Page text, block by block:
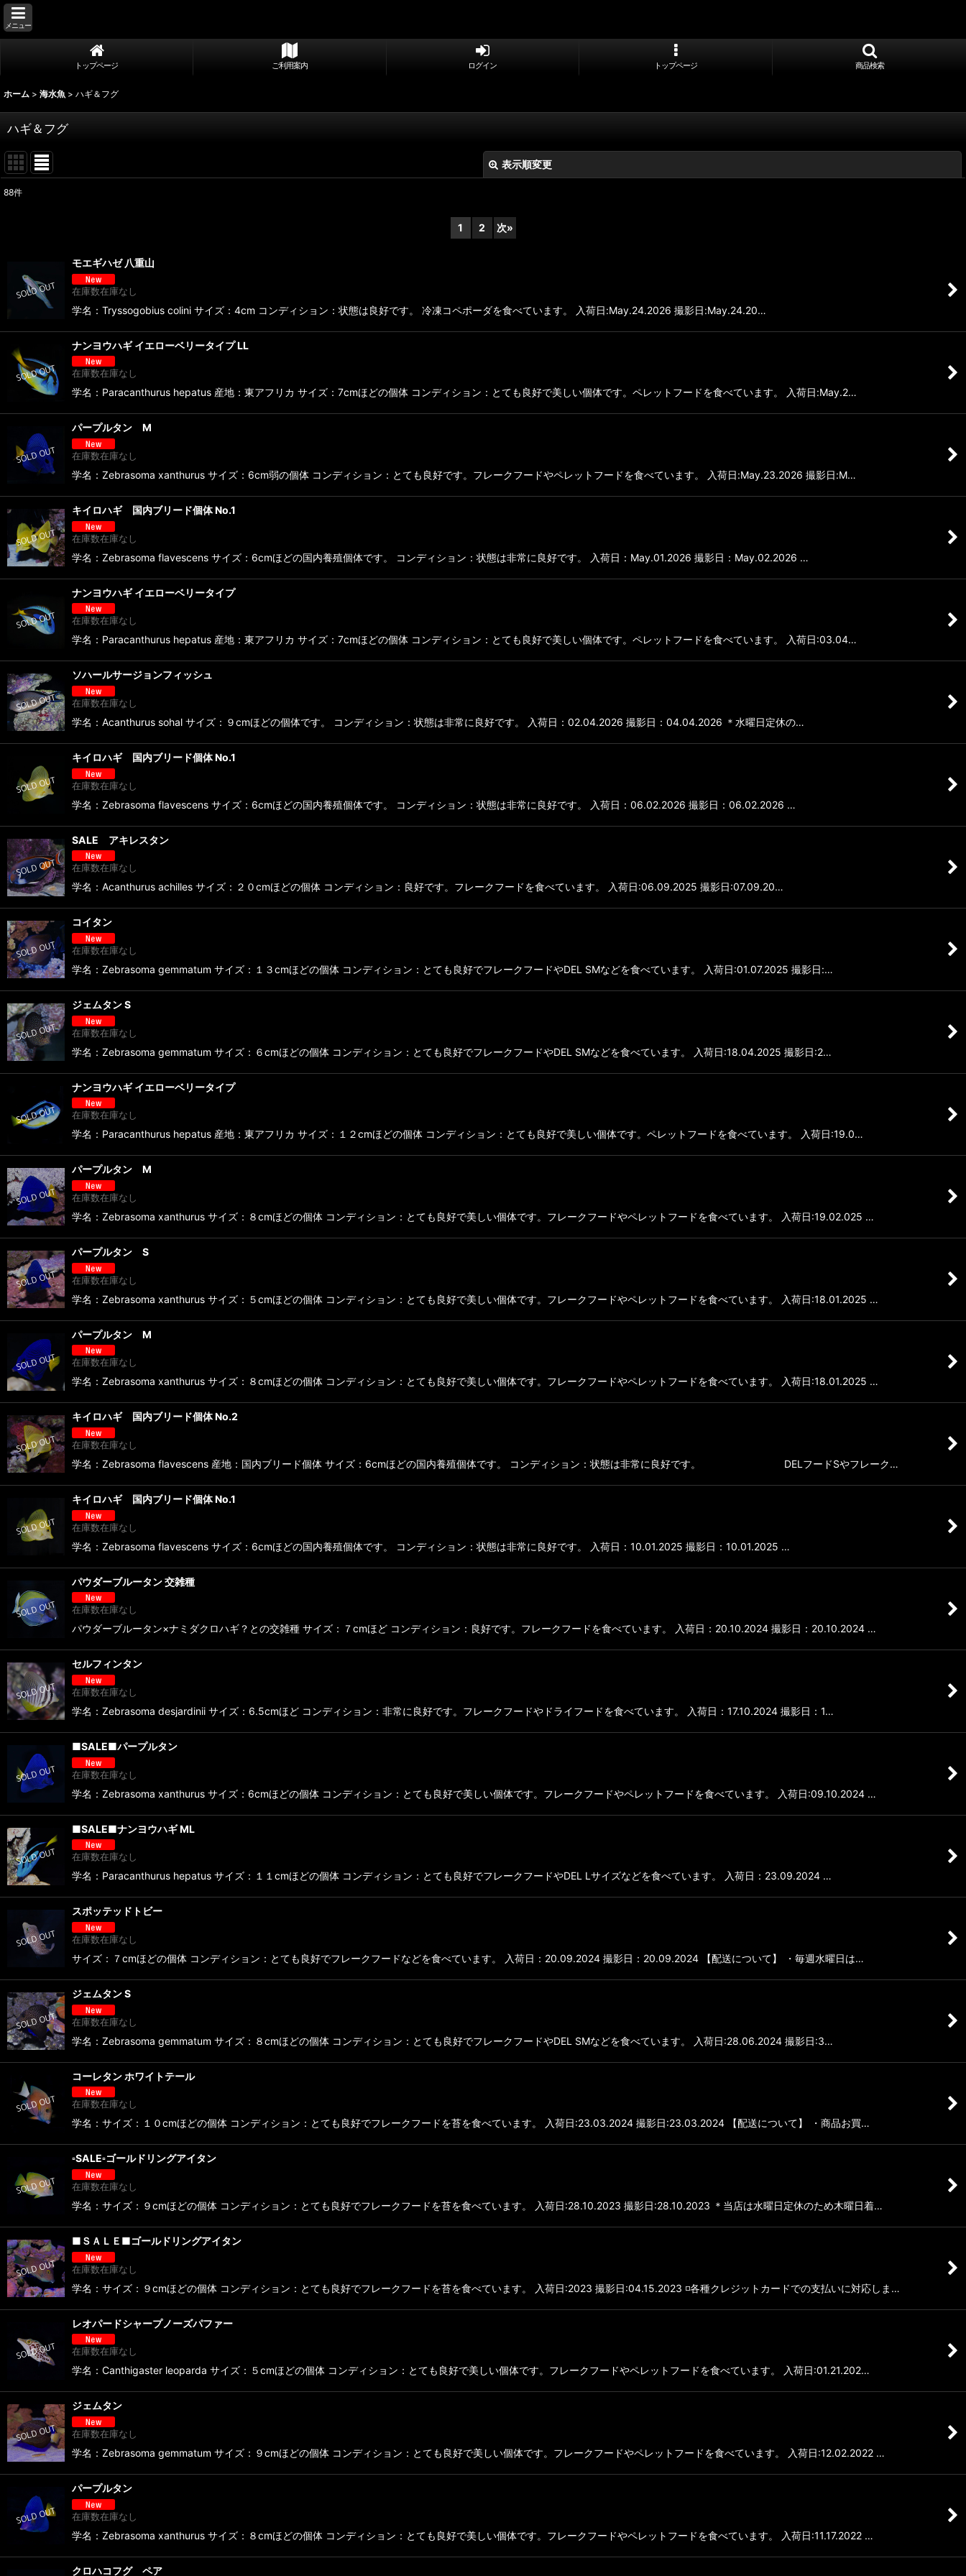
メニュー
トップページ ご利用案内 ログイン トップページ 商品検索
ホーム > 海水魚 > ハギ＆フグ
ハギ＆フグ
表示順変更
88件
1 2 次»
モエギハゼ 八重山
在庫数在庫なし
学名：Tryssogobius colini サイズ：4cm コンディション：状態は良好です。 冷凍コペポーダを食べています。 入荷日:May.24.2026 撮影日:May.24.20…
ナンヨウハギ イエローベリータイプ LL
在庫数在庫なし
学名：Paracanthurus hepatus 産地：東アフリカ サイズ：7cmほどの個体 コンディション：とても良好で美しい個体です。ペレットフードを食べています。 入荷日:May.2…
パープルタン M
在庫数在庫なし
学名：Zebrasoma xanthurus サイズ：6cm弱の個体 コンディション：とても良好です。フレークフードやペレットフードを食べています。 入荷日:May.23.2026 撮影日:M…
キイロハギ 国内ブリード個体 No.1
在庫数在庫なし
学名：Zebrasoma flavescens サイズ：6cmほどの国内養殖個体です。 コンディション：状態は非常に良好です。 入荷日：May.01.2026 撮影日：May.02.2026 …
ナンヨウハギ イエローベリータイプ
在庫数在庫なし
学名：Paracanthurus hepatus 産地：東アフリカ サイズ：7cmほどの個体 コンディション：とても良好で美しい個体です。ペレットフードを食べています。 入荷日:03.04…
ソハールサージョンフィッシュ
在庫数在庫なし
学名：Acanthurus sohal サイズ：９cmほどの個体です。 コンディション：状態は非常に良好です。 入荷日：02.04.2026 撮影日：04.04.2026 ＊水曜日定休の…
キイロハギ 国内ブリード個体 No.1
在庫数在庫なし
学名：Zebrasoma flavescens サイズ：6cmほどの国内養殖個体です。 コンディション：状態は非常に良好です。 入荷日：06.02.2026 撮影日：06.02.2026 …
SALE アキレスタン
在庫数在庫なし
学名：Acanthurus achilles サイズ：２０cmほどの個体 コンディション：良好です。フレークフードを食べています。 入荷日:06.09.2025 撮影日:07.09.20…
コイタン
在庫数在庫なし
学名：Zebrasoma gemmatum サイズ：１３cmほどの個体 コンディション：とても良好でフレークフードやDEL SMなどを食べています。 入荷日:01.07.2025 撮影日:…
ジェムタン S
在庫数在庫なし
学名：Zebrasoma gemmatum サイズ：６cmほどの個体 コンディション：とても良好でフレークフードやDEL SMなどを食べています。 入荷日:18.04.2025 撮影日:2…
ナンヨウハギ イエローベリータイプ
在庫数在庫なし
学名：Paracanthurus hepatus 産地：東アフリカ サイズ：１２cmほどの個体 コンディション：とても良好で美しい個体です。ペレットフードを食べています。 入荷日:19.0…
パープルタン M
在庫数在庫なし
学名：Zebrasoma xanthurus サイズ：８cmほどの個体 コンディション：とても良好で美しい個体です。フレークフードやペレットフードを食べています。 入荷日:19.02.025 …
パープルタン S
在庫数在庫なし
学名：Zebrasoma xanthurus サイズ：５cmほどの個体 コンディション：とても良好で美しい個体です。フレークフードやペレットフードを食べています。 入荷日:18.01.2025 …
パープルタン M
在庫数在庫なし
学名：Zebrasoma xanthurus サイズ：８cmほどの個体 コンディション：とても良好で美しい個体です。フレークフードやペレットフードを食べています。 入荷日:18.01.2025 …
キイロハギ 国内ブリード個体 No.2
在庫数在庫なし
学名：Zebrasoma flavescens 産地：国内ブリード個体 サイズ：6cmほどの国内養殖個体です。 コンディション：状態は非常に良好です。 DELフードSやフレーク…
キイロハギ 国内ブリード個体 No.1
在庫数在庫なし
学名：Zebrasoma flavescens サイズ：6cmほどの国内養殖個体です。 コンディション：状態は非常に良好です。 入荷日：10.01.2025 撮影日：10.01.2025 …
パウダーブルータン 交雑種
在庫数在庫なし
パウダーブルータン×ナミダクロハギ？との交雑種 サイズ：７cmほど コンディション：良好です。フレークフードを食べています。 入荷日：20.10.2024 撮影日：20.10.2024 …
セルフィンタン
在庫数在庫なし
学名：Zebrasoma desjardinii サイズ：6.5cmほど コンディション：非常に良好です。フレークフードやドライフードを食べています。 入荷日：17.10.2024 撮影日：1…
■SALE■パープルタン
在庫数在庫なし
学名：Zebrasoma xanthurus サイズ：6cmほどの個体 コンディション：とても良好で美しい個体です。フレークフードやペレットフードを食べています。 入荷日:09.10.2024 …
■SALE■ナンヨウハギ ML
在庫数在庫なし
学名：Paracanthurus hepatus サイズ：１１cmほどの個体 コンディション：とても良好でフレークフードやDEL Lサイズなどを食べています。 入荷日：23.09.2024 …
スポッテッドトビー
在庫数在庫なし
サイズ：７cmほどの個体 コンディション：とても良好でフレークフードなどを食べています。 入荷日：20.09.2024 撮影日：20.09.2024 【配送について】 ・毎週水曜日は…
ジェムタン S
在庫数在庫なし
学名：Zebrasoma gemmatum サイズ：８cmほどの個体 コンディション：とても良好でフレークフードやDEL SMなどを食べています。 入荷日:28.06.2024 撮影日:3…
コーレタン ホワイトテール
在庫数在庫なし
学名：サイズ：１０cmほどの個体 コンディション：とても良好でフレークフードを苔を食べています。 入荷日:23.03.2024 撮影日:23.03.2024 【配送について】 ・商品お買…
▫️SALE▫️ゴールドリングアイタン
在庫数在庫なし
学名：サイズ：９cmほどの個体 コンディション：とても良好でフレークフードを苔を食べています。 入荷日:28.10.2023 撮影日:28.10.2023 ＊当店は水曜日定休のため木曜日着…
■ＳＡＬＥ■ゴールドリングアイタン
在庫数在庫なし
学名：サイズ：９cmほどの個体 コンディション：とても良好でフレークフードを苔を食べています。 入荷日:2023 撮影日:04.15.2023 ◽️各種クレジットカードでの支払いに対応しま…
レオパードシャープノーズパファー
在庫数在庫なし
学名：Canthigaster leoparda サイズ：５cmほどの個体 コンディション：とても良好で美しい個体です。フレークフードやペレットフードを食べています。 入荷日:01.21.202…
ジェムタン
在庫数在庫なし
学名：Zebrasoma gemmatum サイズ：９cmほどの個体 コンディション：とても良好で美しい個体です。フレークフードやペレットフードを食べています。 入荷日:12.02.2022 …
パープルタン
在庫数在庫なし
学名：Zebrasoma xanthurus サイズ：８cmほどの個体 コンディション：とても良好で美しい個体です。フレークフードやペレットフードを食べています。 入荷日:11.17.2022 …
クロハコフグ ペア